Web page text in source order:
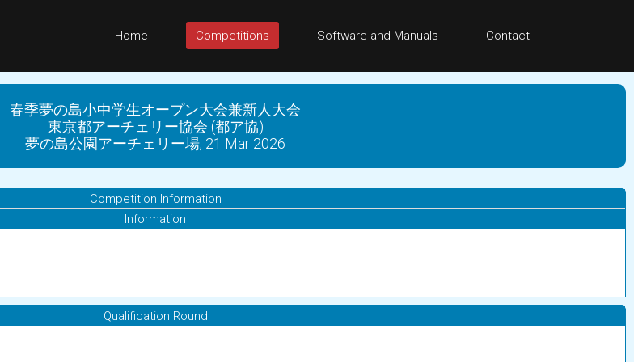
Home Competitions Software and Manuals Contact
春季夢の島小中学生オープン大会兼新人大会
東京都アーチェリー協会 (都ア協)
夢の島公園アーチェリー場, 21 Mar 2026
Competition Information
Information
Qualification Round